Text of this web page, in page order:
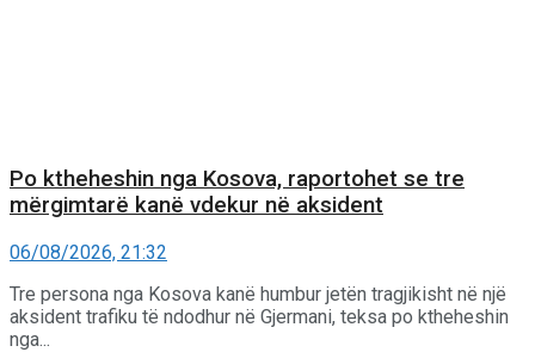
Po ktheheshin nga Kosova, raportohet se tre
mërgimtarë kanë vdekur në aksident
06/08/2026, 21:32
Tre persona nga Kosova kanë humbur jetën tragjikisht në një
aksident trafiku të ndodhur në Gjermani, teksa po ktheheshin
nga...